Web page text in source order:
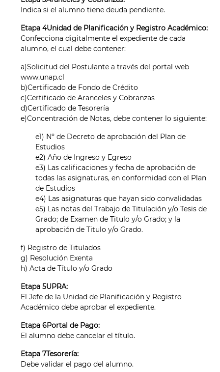
Indica si el alumno tiene deuda pendiente.
Etapa 4Unidad de Planificación y Registro Académico:
Confecciona digitalmente el expediente de cada
alumno, el cual debe contener:
a)Solicitud del Postulante a través del portal web
www.unap.cl
b)Certificado de Fondo de Crédito
c)Certificado de Aranceles y Cobranzas
d)Certificado de Tesorería
e)Concentración de Notas, debe contener lo siguiente:
e1) Nº de Decreto de aprobación del Plan de
Estudios
e2) Año de Ingreso y Egreso
e3) Las calificaciones y fecha de aprobación de
todas las asignaturas, en conformidad con el Plan
de Estudios
e4) Las asignaturas que hayan sido convalidadas
e5) Las notas del Trabajo de Titulación y/o Tesis de
Grado; de Examen de Titulo y/o Grado; y la
aprobación de Titulo y/o Grado.
f) Registro de Titulados
g) Resolución Exenta
h) Acta de Título y/o Grado
Etapa 5UPRA:
El Jefe de la Unidad de Planificación y Registro
Académico debe aprobar el expediente.
Etapa 6Portal de Pago:
El alumno debe cancelar el título.
Etapa 7Tesorería:
Debe validar el pago del alumno.